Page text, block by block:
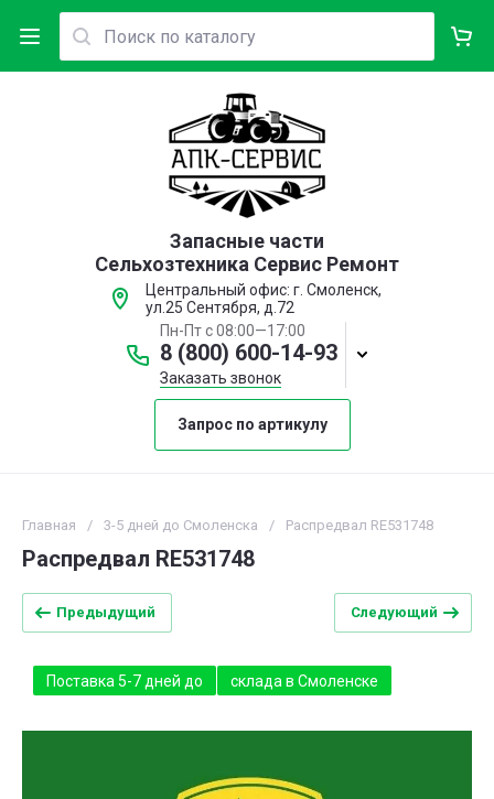
Запасные части
Сельхозтехника Сервис Ремонт
Центральный офис: г. Смоленск,
ул.25 Сентября, д.72
Пн-Пт с 08:00—17:00
8 (800) 600-14-93
Заказать звонок
Запрос по артикулу
Главная / 3-5 дней до Смоленска / Распредвал RE531748
Распредвал RE531748
Предыдущий Следующий
Поставка 5-7 дней до склада в Смоленске